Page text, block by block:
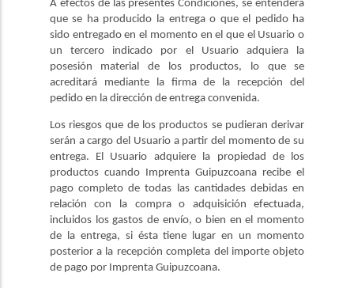
A efectos de las presentes Condiciones, se entenderá
que se ha producido la entrega o que el pedido ha
sido entregado en el momento en el que el Usuario o
un tercero indicado por el Usuario adquiera la
posesión material de los productos, lo que se
acreditará mediante la firma de la recepción del
pedido en la dirección de entrega convenida.
Los riesgos que de los productos se pudieran derivar
serán a cargo del Usuario a partir del momento de su
entrega. El Usuario adquiere la propiedad de los
productos cuando Imprenta Guipuzcoana recibe el
pago completo de todas las cantidades debidas en
relación con la compra o adquisición efectuada,
incluidos los gastos de envío, o bien en el momento
de la entrega, si ésta tiene lugar en un momento
posterior a la recepción completa del importe objeto
de pago por Imprenta Guipuzcoana.